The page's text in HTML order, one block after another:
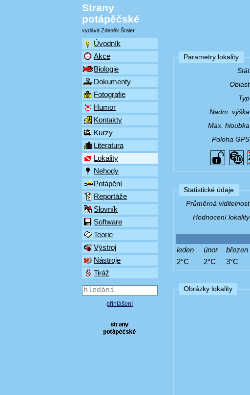
Strany
potápěčské
vydává Zdeněk Šraier
Úvodník
Akce
Biologie
Dokumenty
Fotografie
Humor
Kontakty
Kurzy
Literatura
Lokality
Nehody
Potápění
Reportáže
Slovník
Software
Teorie
Výstroj
Nástroje
Tiráž
přihlášení
Parametry lokality
Stát
Oblast
Typ
Nadm. výška
Max. hloubka
Poloha GPS
Statistické údaje
Průměrná viditelnost
Hodnocení lokality
leden únor březen
2°C
2°C 3°C
Obrázky lokality